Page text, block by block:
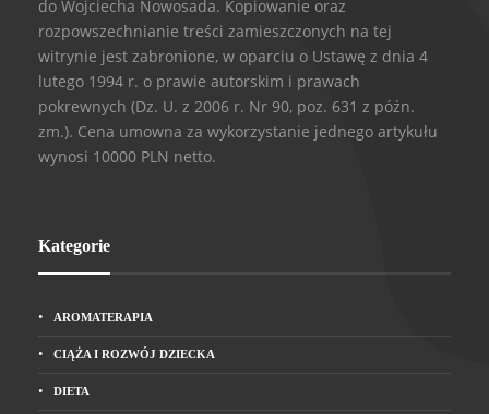
do Wojciecha Nowosada. Kopiowanie oraz
rozpowszechnianie treści zamieszczonych na tej
witrynie jest zabronione, w oparciu o Ustawę z dnia 4
lutego 1994 r. o prawie autorskim i prawach
pokrewnych (Dz. U. z 2006 r. Nr 90, poz. 631 z późn.
zm.). Cena umowna za wykorzystanie jednego artykułu
wynosi 10000 PLN netto.
Kategorie
AROMATERAPIA
CIĄŻA I ROZWÓJ DZIECKA
DIETA